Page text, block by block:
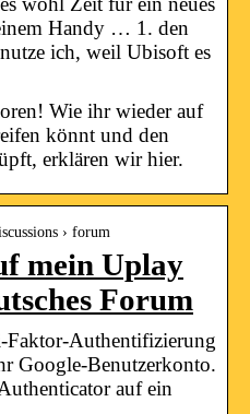
Handy … 1. den
ich, weil Ubisoft es
Wie ihr wieder auf
könnt und den
erklären wir hier.
› forum
mein Uplay
Forum
Authentifizierung
Google-Benutzerkonto.
auf ein